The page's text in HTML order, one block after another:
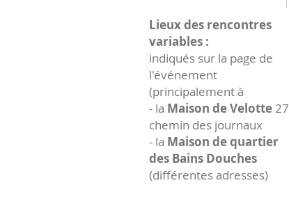
Lieux des rencontres
variables :
indiqués sur la page de
l'événement
(principalement à
- la Maison de Velotte27
chemin des journaux
- la Maison de quartier
des Bains Douches
(différentes adresses)